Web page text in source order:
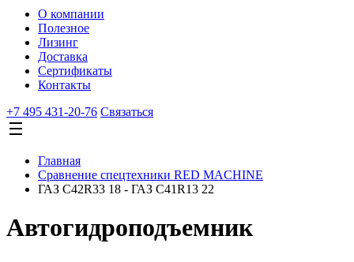
О компании
Полезное
Лизинг
Доставка
Сертификаты
Контакты
+7 495 431-20-76 Cвязаться
Главная
Сравнение спецтехники RED MACHINE
ГАЗ C42R33 18 - ГАЗ C41R13 22
Автогидроподъемник